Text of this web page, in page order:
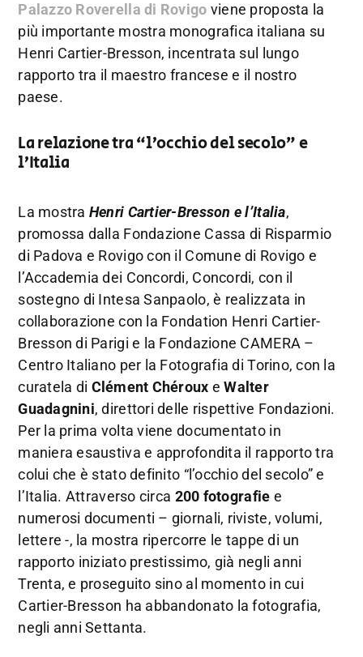
Palazzo Roverella di Rovigo viene proposta la
più importante mostra monografica italiana su
Henri Cartier-Bresson, incentrata sul lungo
rapporto tra il maestro francese e il nostro
paese.
La relazione tra “l’occhio del secolo” e
l’Italia
La mostra Henri Cartier-Bresson e l’Italia,
promossa dalla Fondazione Cassa di Risparmio
di Padova e Rovigo con il Comune di Rovigo e
l’Accademia dei Concordi, Concordi, con il
sostegno di Intesa Sanpaolo, è realizzata in
collaborazione con la Fondation Henri Cartier-
Bresson di Parigi e la Fondazione CAMERA –
Centro Italiano per la Fotografia di Torino, con la
curatela di Clément Chéroux eWalter
Guadagnini, direttori delle rispettive Fondazioni.
Per la prima volta viene documentato in
maniera esaustiva e approfondita il rapporto tra
colui che è stato definito “l’occhio del secolo” e
l’Italia. Attraverso circa 200 fotografie e
numerosi documenti – giornali, riviste, volumi,
lettere -, la mostra ripercorre le tappe di un
rapporto iniziato prestissimo, già negli anni
Trenta, e proseguito sino al momento in cui
Cartier-Bresson ha abbandonato la fotografia,
negli anni Settanta.